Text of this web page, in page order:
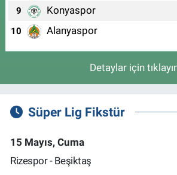
9 Konyaspor
10 Alanyaspor
Detaylar için
Süper Lig Fikstür
15 Mayıs, Cuma
Rizespor - Beşiktaş